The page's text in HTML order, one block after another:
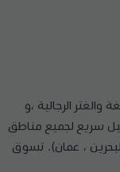
الرجالية ،و
سريع لجميع مناطق
، عمان). تسوق